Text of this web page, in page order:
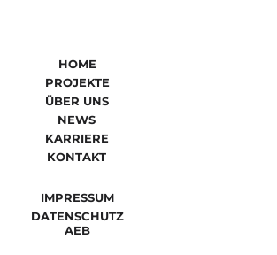
HOME
PROJEKTE
ÜBER UNS
KARRIERE
KONTAKT
NEWS
IMPRESSUM
AEB
DATENSCHUTZ